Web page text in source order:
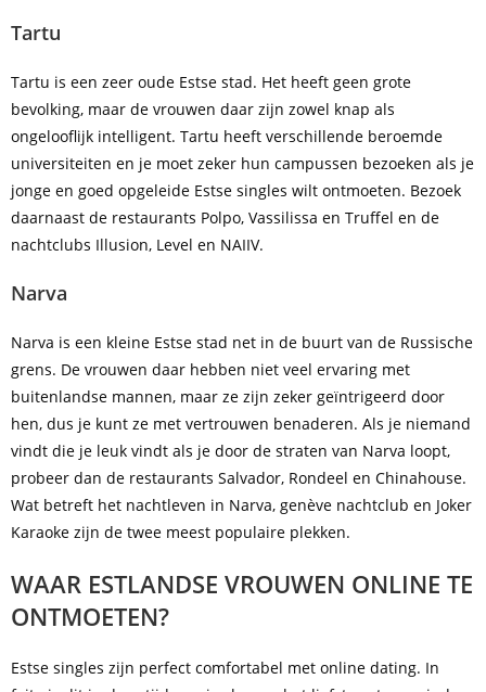
Tartu
Tartu is een zeer oude Estse stad. Het heeft geen grote
bevolking, maar de vrouwen daar zijn zowel knap als
ongelooflijk intelligent. Tartu heeft verschillende beroemde
universiteiten en je moet zeker hun campussen bezoeken als je
jonge en goed opgeleide Estse singles wilt ontmoeten. Bezoek
daarnaast de restaurants Polpo, Vassilissa en Truffel en de
nachtclubs Illusion, Level en NAIIV.
Narva
Narva is een kleine Estse stad net in de buurt van de Russische
grens. De vrouwen daar hebben niet veel ervaring met
buitenlandse mannen, maar ze zijn zeker geïntrigeerd door
hen, dus je kunt ze met vertrouwen benaderen. Als je niemand
vindt die je leuk vindt als je door de straten van Narva loopt,
probeer dan de restaurants Salvador, Rondeel en Chinahouse.
Wat betreft het nachtleven in Narva, genève nachtclub en Joker
Karaoke zijn de twee meest populaire plekken.
WAAR ESTLANDSE VROUWEN ONLINE TE
ONTMOETEN?
Estse singles zijn perfect comfortabel met online dating. In